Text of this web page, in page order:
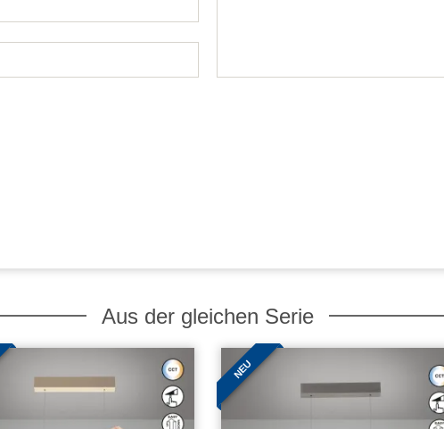
Aus der gleichen Serie
NEU